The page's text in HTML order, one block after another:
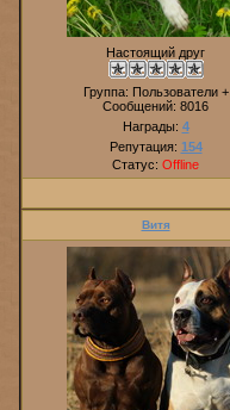
Настоящий друг
Группа: Пользователи +
Сообщений: 8016
Награды: 4
Репутация: 154
Статус: Offline
Витя